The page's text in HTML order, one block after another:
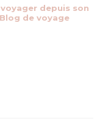
depuis son
de voyage